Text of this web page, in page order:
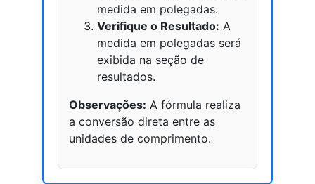
medida em polegadas.
Verifique o Resultado: A
medida em polegadas será
exibida na seção de
resultados.
Observações: A fórmula realiza
a conversão direta entre as
unidades de comprimento.